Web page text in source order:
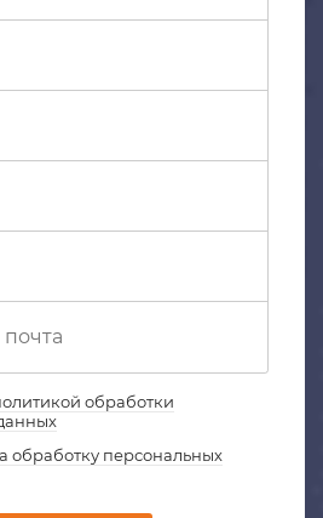
обработки
обработку персональных